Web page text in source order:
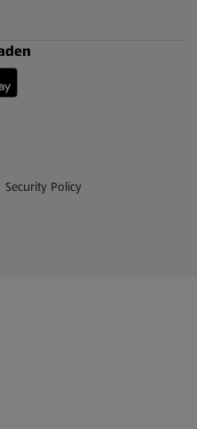
Security Policy
(öffnet in einem neuen Tab)